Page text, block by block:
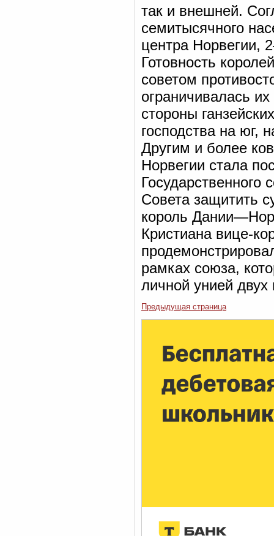
так и внешней.
семитысячного
центра Норвегии,
Готовность
советом
ограничивалась
стороны
господства на юг,
Другим и более
Норвегии стала
Государственного
Совета защитить
король
Кристиана вице-
рамках союза,
личной унией двух
Предыдущая страница